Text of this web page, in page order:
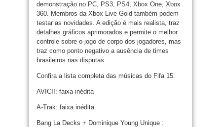
demonstração no PC, PS3, PS4, Xbox One, Xbox
360. Membros da Xbox Live Gold também podem
testar as novidades. A edição é mais realista, traz
detalhes gráficos aprimorados e permite o melhor
controle sobre o jogo de corpo dos jogadores, mas
traz como ponto negativo a ausência de times
brasileiros nas disputas.
Confira a lista completa das músicas do Fifa 15:
AVICII: faixa inédita
A-Trak: faixa inédita
Bang La Decks + Dominique Young Unique :